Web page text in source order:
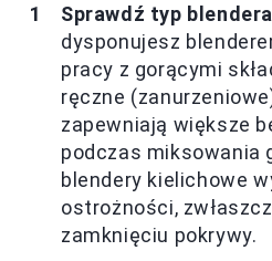
Sprawdź typ blendera
dysponujesz
pracy z gorącymi
ręczne
zapewniają większe
podczas miksowania
blendery kielichowe
ostrożności,
zamknięciu pokrywy.